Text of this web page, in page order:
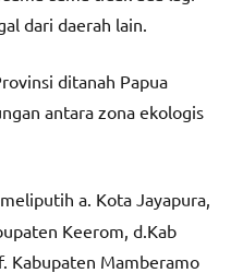
dari daerah lain.
ditanah Papua
antara zona ekologis
, meliputih a. Kota Jayapura,
Keerom, d.Kab
Kabupaten Mamberamo